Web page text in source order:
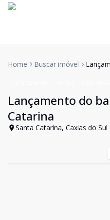
Home Buscar imóvel
Lançamento do
Catarina
Santa Catarina, Caxias do Sul